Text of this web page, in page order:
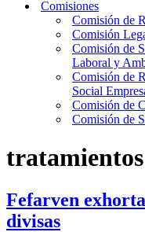
Comisiones
Comisión de
Comisión
Comisión de
Laboral y
Comisión de
Social
Comisión de
Comisión de
Fefarven
divisas